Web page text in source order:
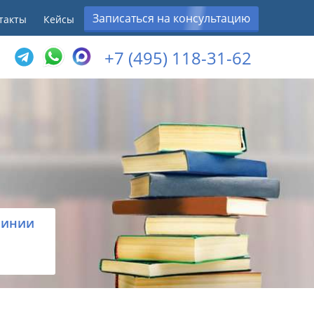
Кейсы Записаться на консультацию
+7 (495) 118-31-62